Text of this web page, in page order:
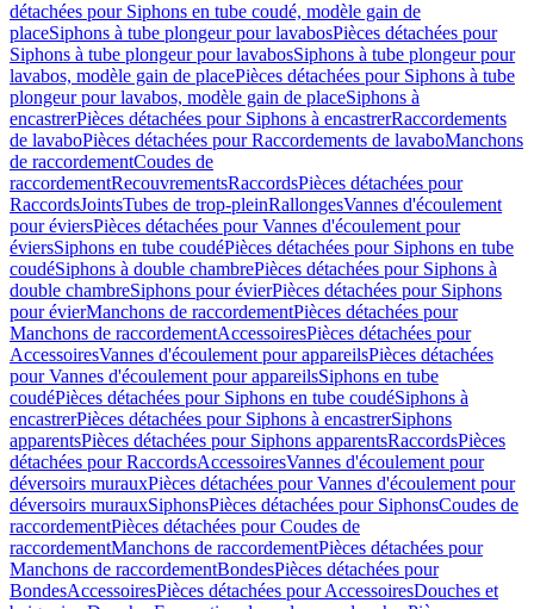
détachées pour Siphons en tube coudé, modèle gain de
placeSiphons à tube plongeur pour lavabosPièces détachées pour
Siphons à tube plongeur pour lavabosSiphons à tube plongeur pour
lavabos, modèle gain de placePièces détachées pour Siphons à tube
plongeur pour lavabos, modèle gain de placeSiphons à
encastrerPièces détachées pour Siphons à encastrerRaccordements
de lavaboPièces détachées pour Raccordements de lavaboManchons
de raccordementCoudes de
raccordementRecouvrementsRaccordsPièces détachées pour
RaccordsJointsTubes de trop-pleinRallongesVannes d'écoulement
pour éviersPièces détachées pour Vannes d'écoulement pour
éviersSiphons en tube coudéPièces détachées pour Siphons en tube
coudéSiphons à double chambrePièces détachées pour Siphons à
double chambreSiphons pour évierPièces détachées pour Siphons
pour évierManchons de raccordementPièces détachées pour
Manchons de raccordementAccessoiresPièces détachées pour
AccessoiresVannes d'écoulement pour appareilsPièces détachées
pour Vannes d'écoulement pour appareilsSiphons en tube
coudéPièces détachées pour Siphons en tube coudéSiphons à
encastrerPièces détachées pour Siphons à encastrerSiphons
apparentsPièces détachées pour Siphons apparentsRaccordsPièces
détachées pour RaccordsAccessoiresVannes d'écoulement pour
déversoirs murauxPièces détachées pour Vannes d'écoulement pour
déversoirs murauxSiphonsPièces détachées pour SiphonsCoudes de
raccordementPièces détachées pour Coudes de
raccordementManchons de raccordementPièces détachées pour
Manchons de raccordementBondesPièces détachées pour
BondesAccessoiresPièces détachées pour AccessoiresDouches et